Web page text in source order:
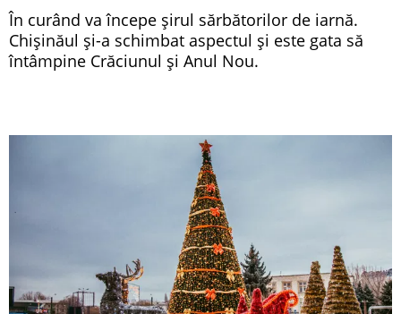
În curând va începe şirul sărbătorilor de iarnă.
Chișinăul şi-a schimbat aspectul și este gata să
întâmpine Crăciunul şi Anul Nou.